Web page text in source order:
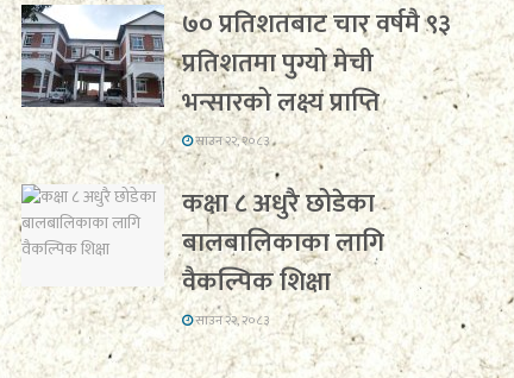
७० प्रतिशतबाट चार वर्षमै ९३
प्रतिशतमा पुग्यो मेची
भन्सारको लक्ष्य प्राप्ति
साउन २२, २०८३
कक्षा ८ अधुरै छोडेका
बालबालिकाका लागि
वैकल्पिक शिक्षा
साउन २२, २०८३